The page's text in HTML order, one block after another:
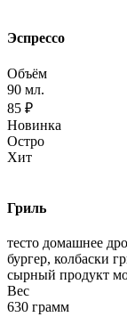
Эспрессо
Объём
90 мл.
85 ₽
Новинка
Остро
Хит
Гриль
тесто домашнее
бургер, колбаски
сырный продукт
Вес
630 грамм